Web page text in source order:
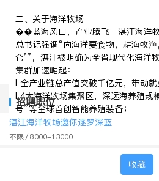
二、关于海洋牧场
��蓝海风口，产业腾飞｜湛江海洋
总书记强调“向海洋要食物，耕海牧
仓’”，湛江被明确为全省现代化海洋
集群加速崛起：
l 全产业链总产值突破千亿元，带动就
l 4大海洋牧场集聚区，深远海养殖规
号”等全球首创智能养殖装备；
l 国家级水产良种场数量占全省
l 出台《现代化海洋牧场产业人才振
未来，湛江将打造全球现代化海洋牧
招聘职位
湛江海洋牧场邀你逐梦深蓝
不限 8000-13000
收藏